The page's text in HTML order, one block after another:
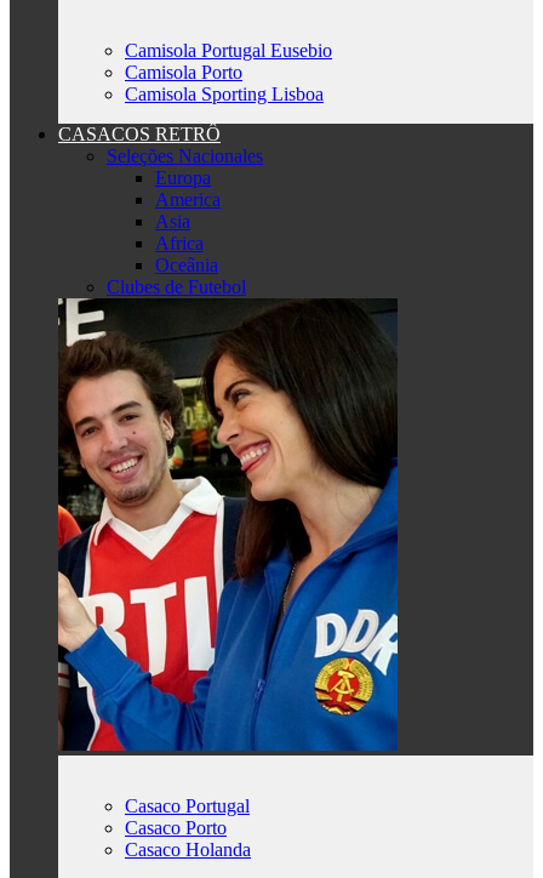
Camisola Portugal Eusebio
Camisola Porto
Camisola Sporting Lisboa
CASACOS RETRÔ
Seleções Nacionales
Europa
America
Asia
Africa
Oceânia
Clubes de Futebol
Casaco Portugal
Casaco Porto
Casaco Holanda